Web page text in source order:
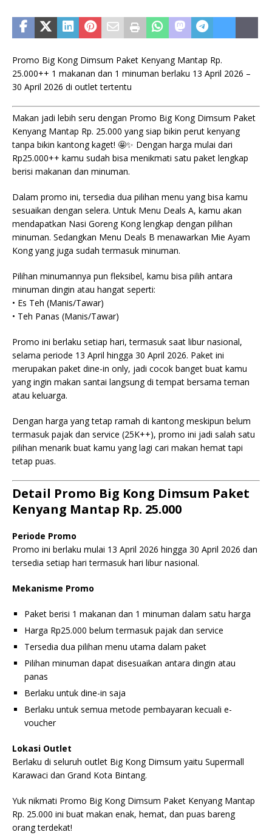
Promo Big Kong Dimsum Paket Kenyang Mantap Rp.
25.000++ 1 makanan dan 1 minuman berlaku 13 April 2026 –
30 April 2026 di outlet tertentu
Makan jadi lebih seru dengan Promo Big Kong Dimsum Paket
Kenyang Mantap Rp. 25.000 yang siap bikin perut kenyang
tanpa bikin kantong kaget! 🤩✨ Dengan harga mulai dari
Rp25.000++ kamu sudah bisa menikmati satu paket lengkap
berisi makanan dan minuman.
Dalam promo ini, tersedia dua pilihan menu yang bisa kamu
sesuaikan dengan selera. Untuk Menu Deals A, kamu akan
mendapatkan Nasi Goreng Kong lengkap dengan pilihan
minuman. Sedangkan Menu Deals B menawarkan Mie Ayam
Kong yang juga sudah termasuk minuman.
Pilihan minumannya pun fleksibel, kamu bisa pilih antara
minuman dingin atau hangat seperti:
• Es Teh (Manis/Tawar)
• Teh Panas (Manis/Tawar)
Promo ini berlaku setiap hari, termasuk saat libur nasional,
selama periode 13 April hingga 30 April 2026. Paket ini
merupakan paket dine-in only, jadi cocok banget buat kamu
yang ingin makan santai langsung di tempat bersama teman
atau keluarga.
Dengan harga yang tetap ramah di kantong meskipun belum
termasuk pajak dan service (25K++), promo ini jadi salah satu
pilihan menarik buat kamu yang lagi cari makan hemat tapi
tetap puas.
Detail Promo Big Kong Dimsum Paket
Kenyang Mantap Rp. 25.000
Periode Promo
Promo ini berlaku mulai 13 April 2026 hingga 30 April 2026 dan
tersedia setiap hari termasuk hari libur nasional.
Mekanisme Promo
Paket berisi 1 makanan dan 1 minuman dalam satu harga
Harga Rp25.000 belum termasuk pajak dan service
Tersedia dua pilihan menu utama dalam paket
Pilihan minuman dapat disesuaikan antara dingin atau
panas
Berlaku untuk dine-in saja
Berlaku untuk semua metode pembayaran kecuali e-
voucher
Lokasi Outlet
Berlaku di seluruh outlet Big Kong Dimsum yaitu Supermall
Karawaci dan Grand Kota Bintang.
Yuk nikmati Promo Big Kong Dimsum Paket Kenyang Mantap
Rp. 25.000 ini buat makan enak, hemat, dan puas bareng
orang terdekat!